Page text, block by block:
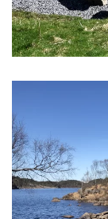
På
gravrøys